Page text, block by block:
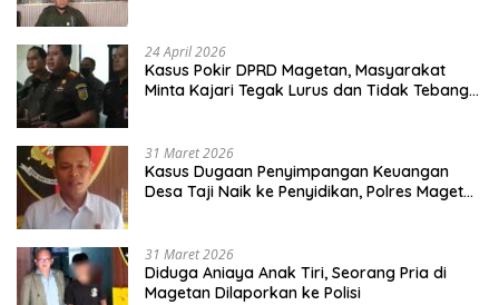
24 April 2026
Kasus Pokir DPRD Magetan, Masyarakat
Minta Kajari Tegak Lurus dan Tidak Tebang
31 Maret 2026
Kasus Dugaan Penyimpangan Keuangan
Desa Taji Naik ke Penyidikan, Polres Magetan
31 Maret 2026
Diduga Aniaya Anak Tiri, Seorang Pria di
Magetan Dilaporkan ke Polisi